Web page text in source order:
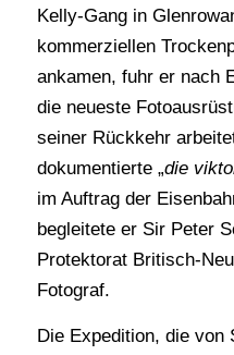
Kelly-Gang in
kommerziellen
ankamen, fuhr er nach
die neueste
seiner Rückkehr
dokumentierte „die
im Auftrag der
begleitete er Sir Peter
Protektorat Britisch-
Fotograf.
Die Expedition, die von